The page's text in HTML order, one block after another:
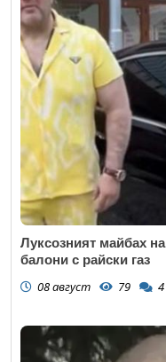
Луксозният майбах
балони с райски газ
08 август 79 4